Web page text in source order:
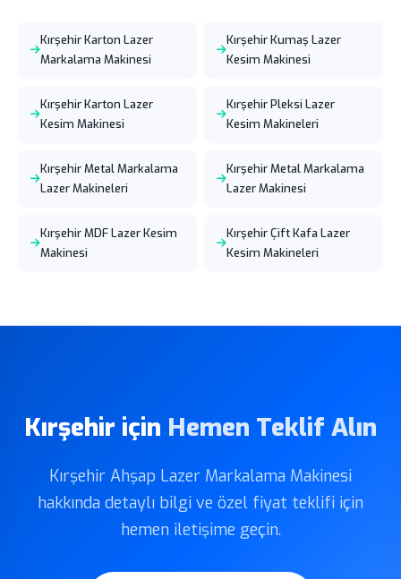
Kırşehir Karton Lazer
Markalama Makinesi
Kırşehir Kumaş Lazer
Kesim Makinesi
Kırşehir Karton Lazer
Kesim Makinesi
Kırşehir Pleksi Lazer
Kesim Makineleri
Kırşehir Metal Markalama
Lazer Makineleri
Kırşehir Metal Markalama
Lazer Makinesi
Kırşehir MDF Lazer Kesim
Makinesi
Kırşehir Çift Kafa Lazer
Kesim Makineleri
Kırşehir için Hemen Teklif Alın
Kırşehir Ahşap Lazer Markalama Makinesi
hakkında detaylı bilgi ve özel fiyat teklifi için
hemen iletişime geçin.